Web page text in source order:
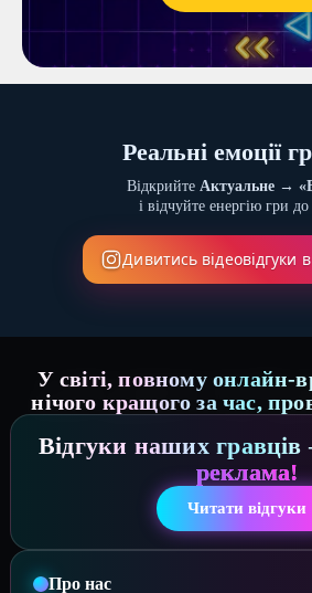
Реальні емоції
Відкрийте Актуальне →
і відчуйте енергію гри до
Дивитись відеовідгуки
У світі, повному онлайн-
нічого кращого за час,
Відгуки наших
реклама!
Читати відгуки
Про нас